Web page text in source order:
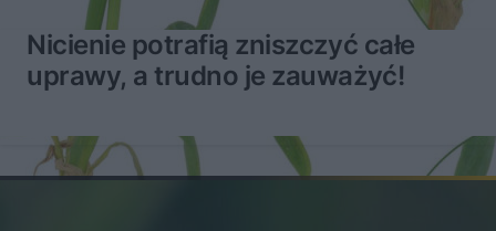
Nicienie potrafią zniszczyć całe
uprawy, a trudno je zauważyć!